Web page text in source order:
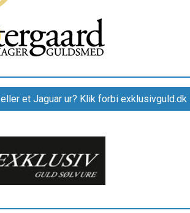
et Jaguar ur? Klik forbi exklusivguld.dk